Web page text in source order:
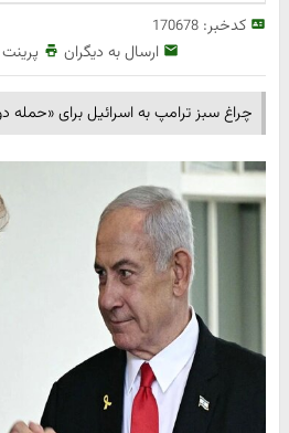
کدخبر:170678
ارسال به دیگران پرینت
چراغ سبز ترامپ به اسرائیل برای «حمله